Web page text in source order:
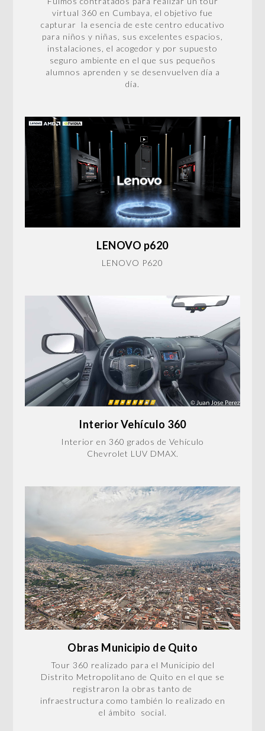
virtual 360 en Cumbaya, el objetivo fue
capturar la esencia de este centro educativo
para niños y niñas, sus excelentes espacios,
instalaciones, el acogedor y por supuesto
seguro ambiente en el que sus pequeños
alumnos aprenden y se desenvuelven día a
día.
LENOVO p620
LENOVO P620
Interior Vehículo 360
Interior en 360 grados de Vehículo
Chevrolet LUV DMAX.
Obras Municipio de Quito
Tour 360 realizado para el Municipio del
Distrito Metropolitano de Quito en el que se
registraron la obras tanto de
infraestructura como también lo realizado en
el ámbito social.